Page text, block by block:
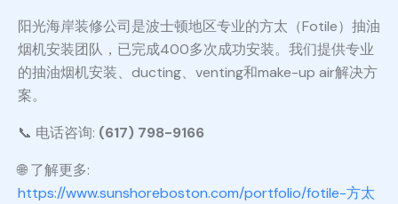
阳光海岸装修公司是波士顿地区专业的方太（Fotile）抽油
烟机安装团队，已完成400多次成功安装。我们提供专业
的抽油烟机安装、ducting、venting和make-up air解决方
案。
📞 电话咨询: (617) 798-9166
🌐 了解更多:
https://www.sunshoreboston.com/portfolio/fotile-方太